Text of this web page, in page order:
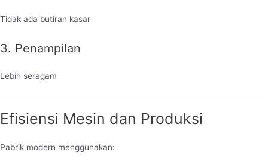
Tidak ada butiran kasar
3. Penampilan
Lebih seragam
Efisiensi Mesin dan Produksi
Pabrik modern menggunakan: